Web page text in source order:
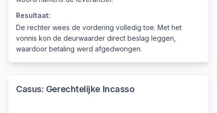
Resultaat:
De rechter wees de vordering volledig toe. Met het
vonnis kon de deurwaarder direct beslag leggen,
waardoor betaling werd afgedwongen.
Casus: Gerechtelijke Incasso